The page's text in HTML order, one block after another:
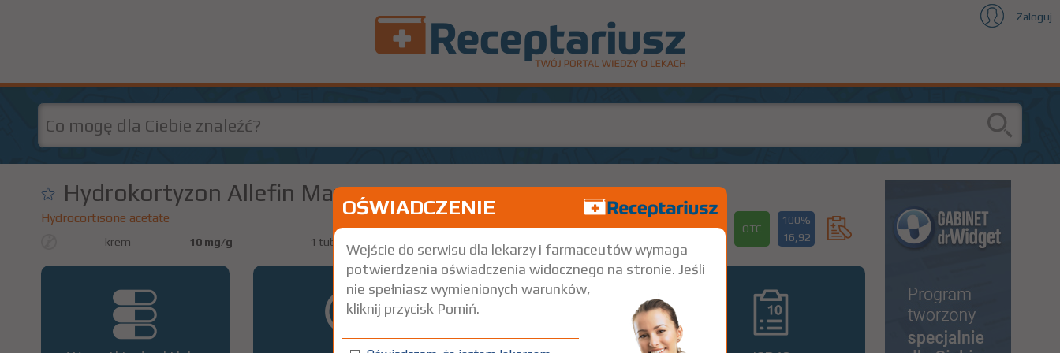
Zaloguj
Hydrokortyzon Allefin Max
Hydrocortisone acetate
krem 10 mg/g 1 tuba 15 g Na skórę
OTC
100%
16,92
OŚWIADCZENIE
Wejście do serwisu dla lekarzy i farmaceutów wymaga
potwierdzenia oświadczenia widocznego na stronie. Jeśli
nie spełniasz wymienionych warunków,
kliknij przycisk Pomiń.